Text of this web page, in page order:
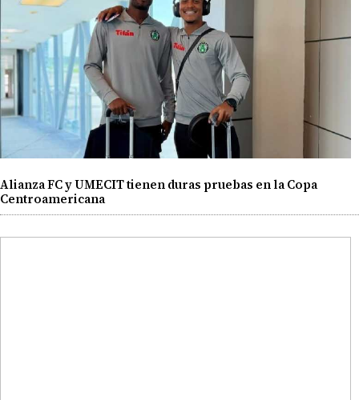
Alianza FC y UMECIT tienen duras pruebas en la Copa
Centroamericana